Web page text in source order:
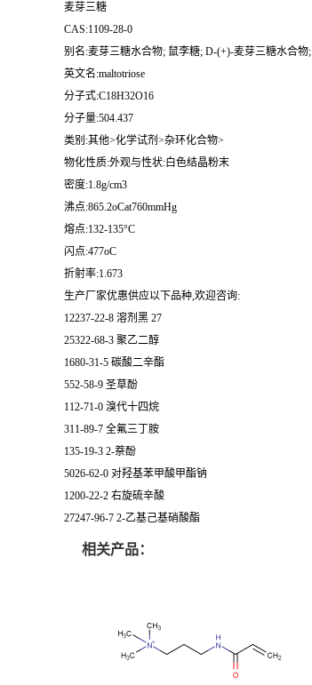
麦芽三糖
CAS:1109-28-0
别名:麦芽三糖水合物; 鼠李糖; D-(+)-麦芽三糖水合物;
英文名:maltotriose
分子式:C18H32O16
分子量:504.437
类别:其他>化学试剂>杂环化合物>
物化性质:外观与性状:白色结晶粉末
密度:1.8g/cm3
沸点:865.2oCat760mmHg
熔点:132-135°C
闪点:477oC
折射率:1.673
生产厂家优惠供应以下品种,欢迎咨询:
12237-22-8 溶剂黑 27
25322-68-3 聚乙二醇
1680-31-5 碳酸二辛酯
552-58-9 圣草酚
112-71-0 溴代十四烷
311-89-7 全氟三丁胺
135-19-3 2-萘酚
5026-62-0 对羟基苯甲酸甲酯钠
1200-22-2 右旋硫辛酸
27247-96-7 2-乙基己基硝酸酯
相关产品：